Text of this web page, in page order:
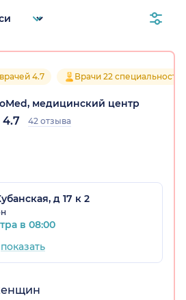
4.7 Врачи 22
медицинский центр
4.7 42 отзыва
д 17 к 2
в 08:00
показать